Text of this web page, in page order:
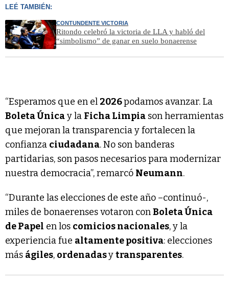
LEÉ TAMBIÉN:
CONTUNDENTE VICTORIA
Ritondo celebró la victoria de LLA y habló del
“simbolismo” de ganar en suelo bonaerense
“Esperamos que en el 2026podamos avanzar. La
Boleta Únicay la Ficha Limpia son herramientas
que mejoran la transparencia y fortalecen la
confianza ciudadana. No son banderas
partidarias, son pasos necesarios para modernizar
nuestra democracia”, remarcó Neumann.
“Durante las elecciones de este año –continuó-,
miles de bonaerenses votaron conBoleta Única
de Papel en los comicios nacionales, y la
experiencia fue altamente positiva: elecciones
más ágiles, ordenadasytransparentes.